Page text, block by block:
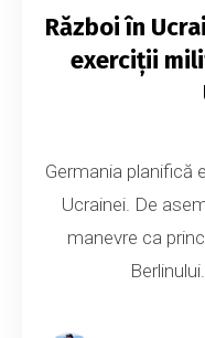
Război în
exerciții
Germania planifică
Ucrainei. De
manevre ca